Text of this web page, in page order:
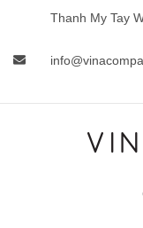
Thanh My Tay